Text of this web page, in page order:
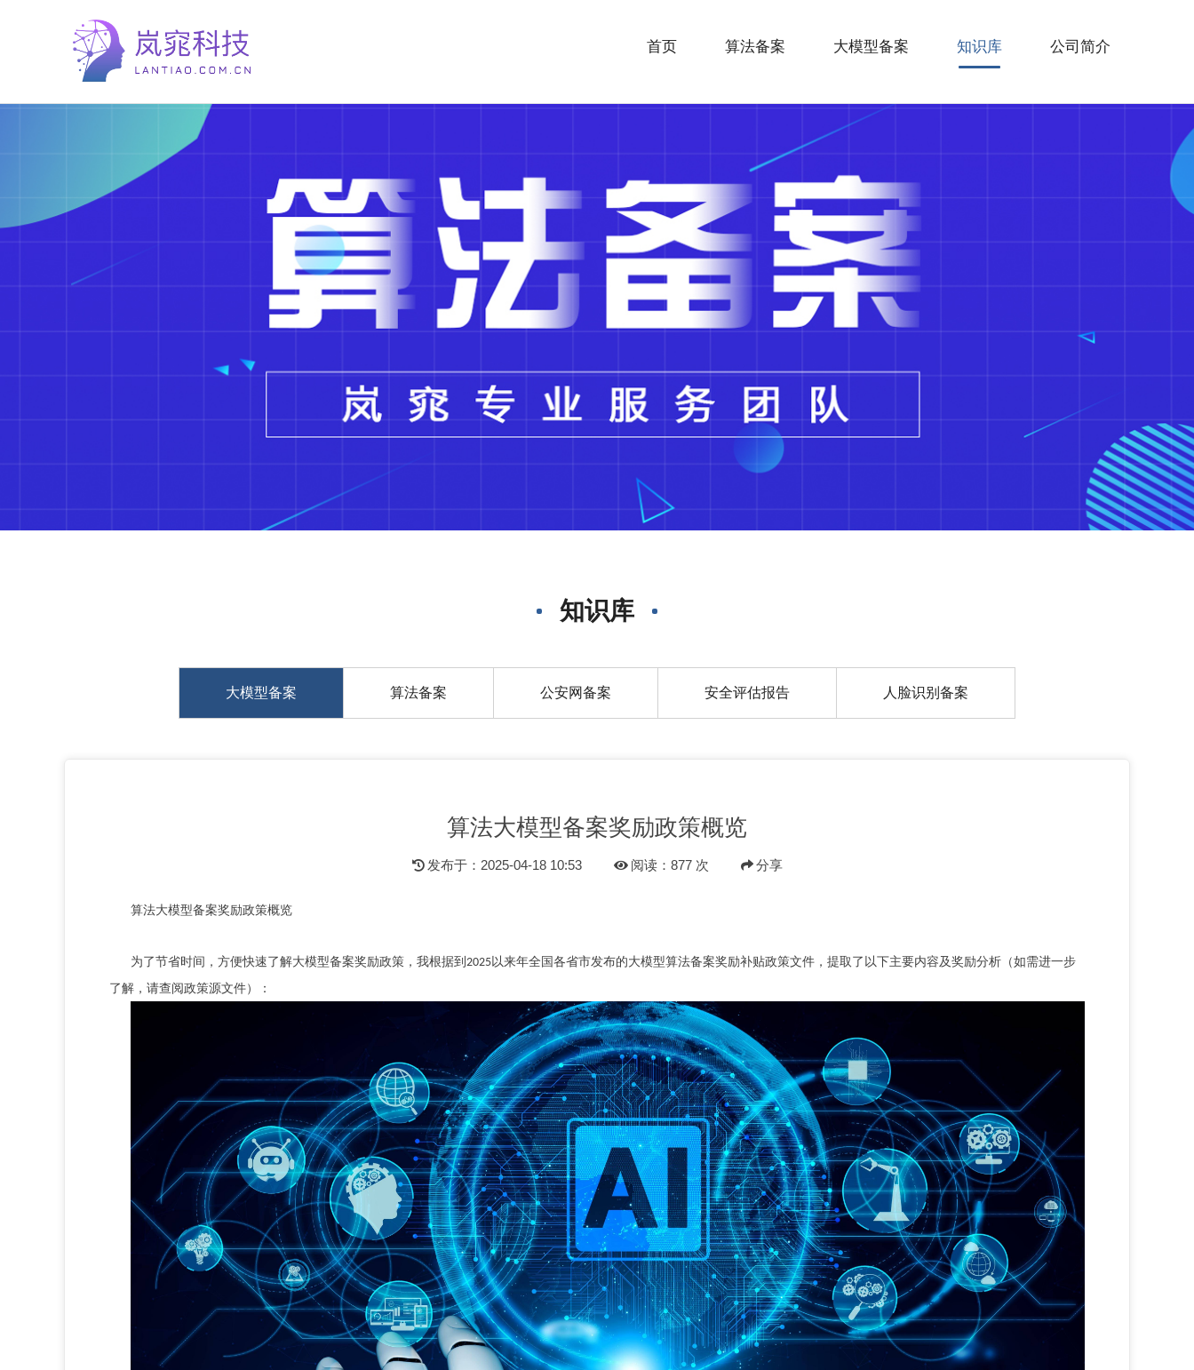
首页 算法备案 大模型备案 知识库 公司简介
知识库
大模型备案 算法备案 公安网备案 安全评估报告 人脸识别备案
算法大模型备案奖励政策概览
发布于：2025-04-18 10:53 阅读：877 次 分享
算法大模型备案奖励政策概览
为了节省时间，方便快速了解大模型备案奖励政策，我根据到 2025以来年全国各省市发布的大模型算法备案奖励补贴政策文件 ， 提取了 以下主要内容及奖励分析 （如需进一步
了解，请查阅政策源文件）：